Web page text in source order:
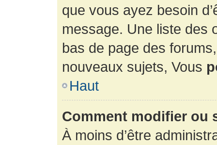
que vous ayez besoin
message. Une liste des
bas de page des
nouveaux sujets, Vous
Haut
Comment modifier ou
À moins d’être